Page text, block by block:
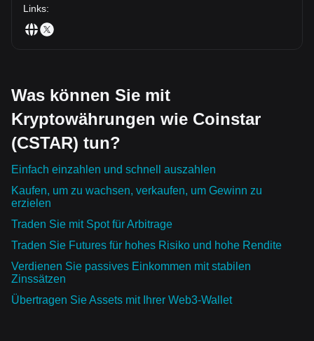
Links:
Was können Sie mit
Kryptowährungen wie Coinstar
(CSTAR) tun?
Einfach einzahlen und schnell auszahlen
Kaufen, um zu wachsen, verkaufen, um Gewinn zu
erzielen
Traden Sie mit Spot für Arbitrage
Traden Sie Futures für hohes Risiko und hohe Rendite
Verdienen Sie passives Einkommen mit stabilen
Zinssätzen
Übertragen Sie Assets mit Ihrer Web3-Wallet